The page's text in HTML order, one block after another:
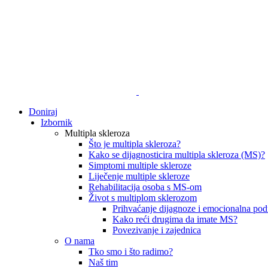
Doniraj
Izbornik
Multipla skleroza
Što je multipla skleroza?
Kako se dijagnosticira multipla skleroza (MS)?
Simptomi multiple skleroze
Liječenje multiple skleroze
Rehabilitacija osoba s MS-om
Život s multiplom sklerozom
Prihvaćanje dijagnoze i emocionalna
Kako reći drugima da imate MS?
Povezivanje i zajednica
O nama
Tko smo i što radimo?
Naš tim